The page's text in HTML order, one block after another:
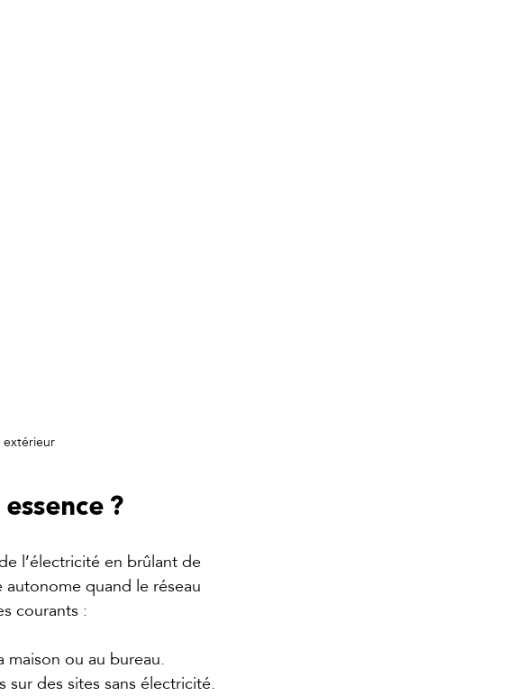
extérieur
?
l’électricité en brûlant de
autonome quand le réseau
courants :
maison ou au bureau.
des sites sans électricité.